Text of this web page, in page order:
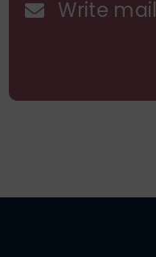
Write mail